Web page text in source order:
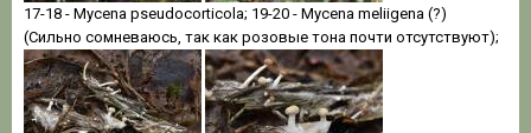
17-18 - Mycena pseudocorticola; 19-20 - Mycena meliigena (?)
(Сильно сомневаюсь, так как розовые тона почти отсутствуют);